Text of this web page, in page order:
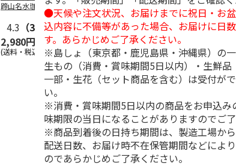
蹄山名水珈琲ゼリー
4.3 （3）
2,980円
(送料・税込)
え＞３層デザートジ
ュレパフェ～国産フ
ルー…
4.7（10）
2,980円
(送料・税込)
疋屋＞銀座ゼリー９
個
5.0 （5）
3,240円
(送料・税込)
●天候や注文状況、お届けまでに祝日・お
込内容に不備等があった場合、お届けに日
す。あらかじめご了承ください。
※島しょ（東京都・鹿児島県・沖縄県）の
生もの（消費・賞味期間5日以内）・生鮮
一部・生花（セット商品を含む）は受付が
い。
※消費・賞味期間5日以内の商品をお申込み
味期限の当日になることがありますのでご了
※商品到着後の日持ち期間は、製造工場か
配送日数、お届け時不在保管期間などによ
のであらかじめご了承ください。